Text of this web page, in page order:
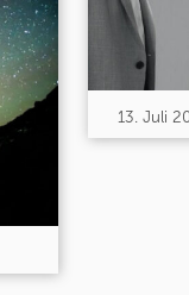
13. Juli